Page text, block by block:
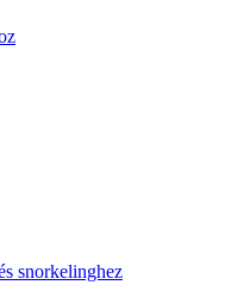
snorkelinghez